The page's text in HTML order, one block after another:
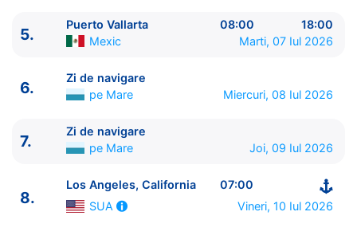
Ziua | Portul | Sosire - Plecare
----------------------------------------
Zi de navigare pe Mare
3.
Cabo San Lucas
12:30 - 20:00
Puerto Vallarta Mexic 08:00 - 18:00
6.
Zi de navigare
0:00 - 0:00
5.
Puerto Vallarta 08:00
18:00
Mexic
Marti, 07 Iul 2026
6.
Zi de navigare
pe Mare
Miercuri, 08 Iul 2026
7.
Zi de navigare
pe Mare
Joi, 09 Iul 2026
8.
Los Angeles, California
07:00
SUA
Vineri, 10 Iul 2026